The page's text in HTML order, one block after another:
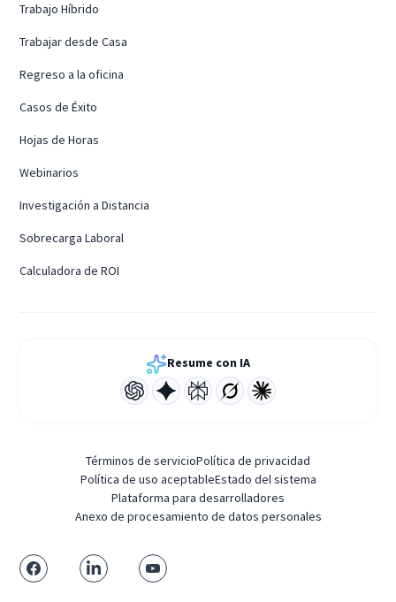
Trabajo Híbrido
Trabajar desde Casa
Regreso a la oficina
Casos de Éxito
Hojas de Horas
Webinarios
Investigación a Distancia
Sobrecarga Laboral
Calculadora de ROI
Resume con IA
Términos de servicioPolítica de privacidad
Política de uso aceptableEstado del sistema
Plataforma para desarrolladores
Anexo de procesamiento de datos personales